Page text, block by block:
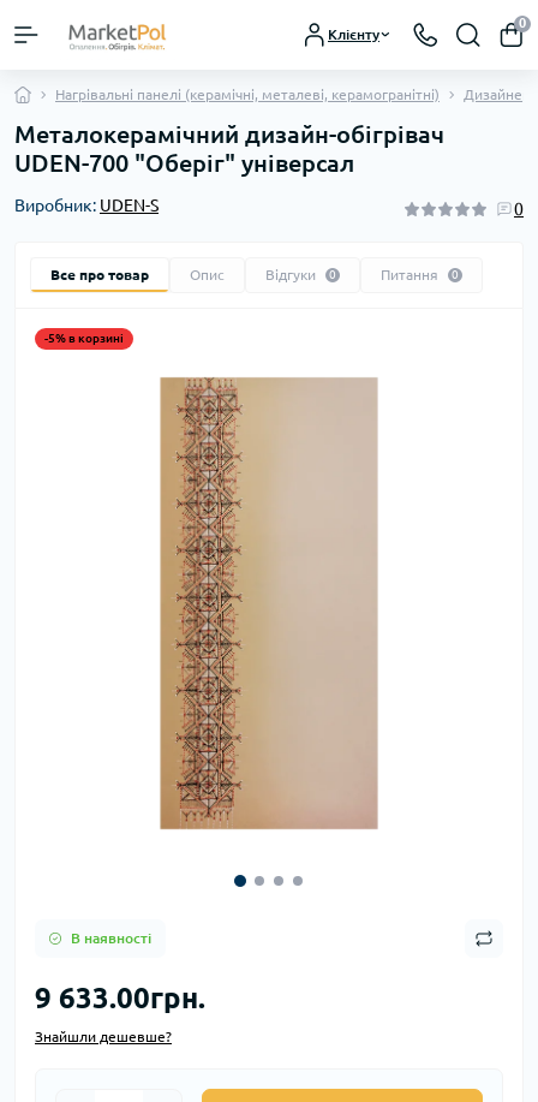
Клієнту
0
Нагрівальні панелі (керамічні, металеві, керамогранітні)
Металокерамічний дизайн-обігрівач
UDEN-700 "Оберіг" універсал
Виробник: UDEN-S 0
Все про товар Опис Відгуки 0 Питання 0
-5% в корзині
В наявності
9 633.00грн.
Знайшли дешевше?